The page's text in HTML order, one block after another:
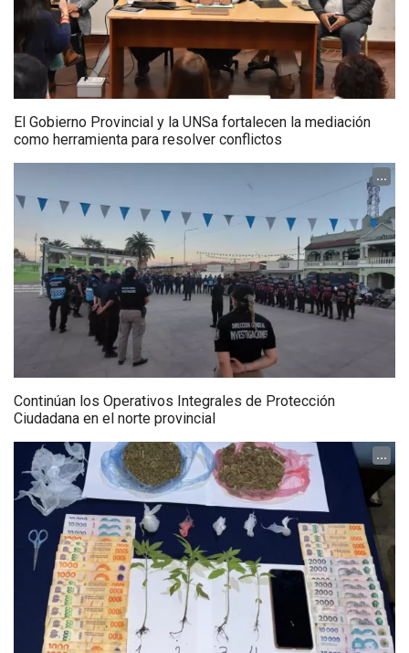
El Gobierno Provincial y la UNSa fortalecen la mediación
como herramienta para resolver conflictos
...
Continúan los Operativos Integrales de Protección
Ciudadana en el norte provincial
...